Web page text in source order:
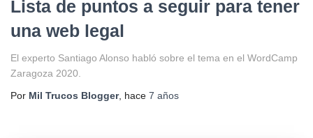
Lista de puntos a seguir para tener
una web legal
El experto Santiago Alonso habló sobre el tema en el WordCamp
Zaragoza 2020.
Por Mil Trucos Blogger, hace 7 años